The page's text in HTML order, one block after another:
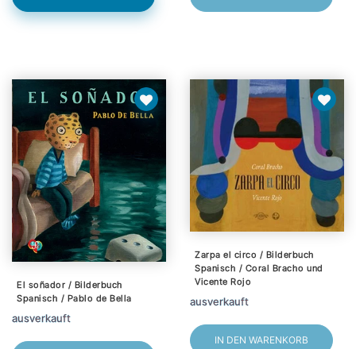
El soñador / Bilderbuch
Spanisch / Pablo de Bella
ausverkauft
Zarpa el circo / Bilderbuch
Spanisch / Coral Bracho und
Vicente Rojo
ausverkauft
IN DEN WARENKORB